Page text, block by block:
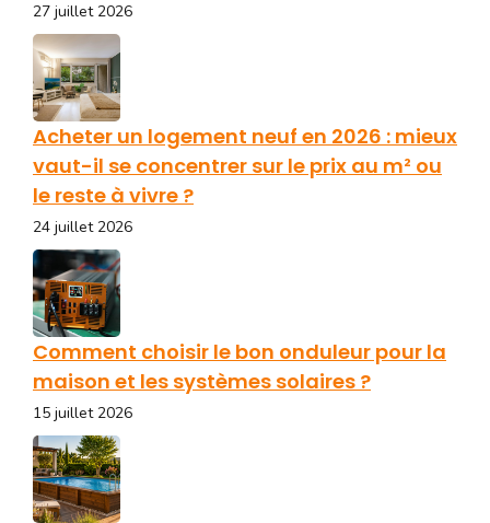
27 juillet 2026
Acheter un logement neuf en 2026 : mieux
vaut-il se concentrer sur le prix au m² ou
le reste à vivre ?
24 juillet 2026
Comment choisir le bon onduleur pour la
maison et les systèmes solaires ?
15 juillet 2026